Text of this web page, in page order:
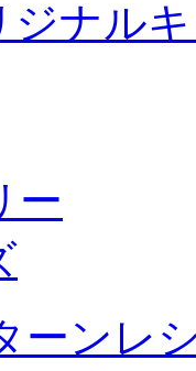
ジナル
ー
ーンレ